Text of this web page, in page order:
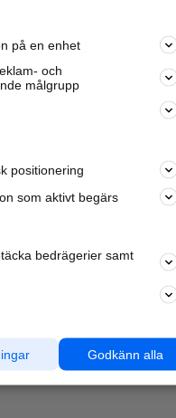
på en enhet
och
målgrupp
positionering
som aktivt begärs
bedrägerier samt
Godkänn alla